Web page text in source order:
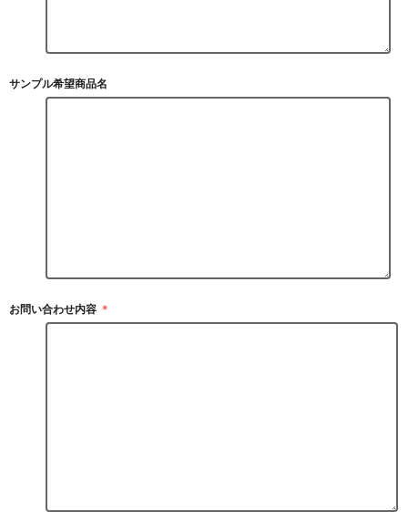
サンプル希望商品名
お問い合わせ内容 ＊